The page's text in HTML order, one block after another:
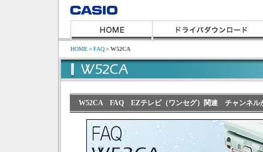
HOME＞FAQ＞W52CA
W52CA FAQ EZテレビ（ワンセグ）関連 チャンネル